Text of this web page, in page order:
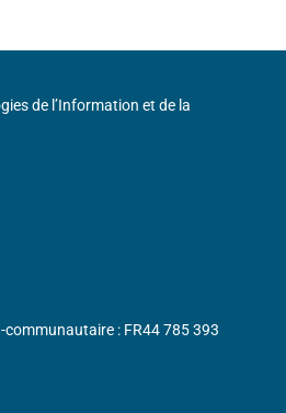
de l’Information et de la
communautaire : FR44 785 393